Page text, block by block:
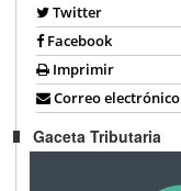
Twitter
Facebook
Imprimir
Correo electrónico
Gaceta Tributaria